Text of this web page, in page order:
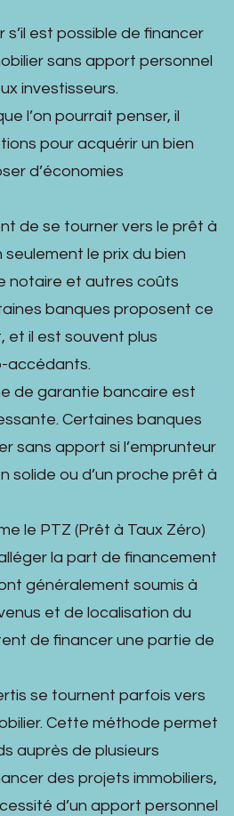
s’il est possible de financer
sans apport personnel
investisseurs.
l’on pourrait penser, il
pour acquérir un bien
d’économies
de se tourner vers le prêt à
seulement le prix du bien
notaire et autres coûts
banques proposent ce
et il est souvent plus
accédants.
de garantie bancaire est
Certaines banques
sans apport si l’emprunteur
solide ou d’un proche prêt à
le PTZ (Prêt à Taux Zéro)
la part de financement
généralement soumis à
et de localisation du
de financer une partie de
se tournent parfois vers
Cette méthode permet
auprès de plusieurs
des projets immobiliers,
d’un apport personnel